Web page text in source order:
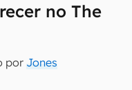
no The
por Jones